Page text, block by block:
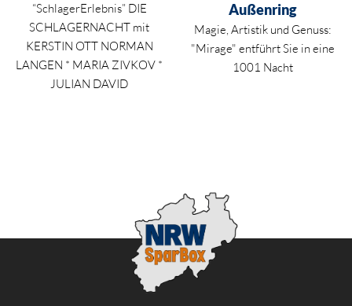
“SchlagerErlebnis” DIE
SCHLAGERNACHT mit
KERSTIN OTT NORMAN
LANGEN * MARIA ZIVKOV *
JULIAN DAVID
Außenring
Magie, Artistik und Genuss:
"Mirage" entführt Sie in eine
1001 Nacht